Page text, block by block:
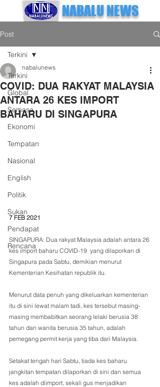
NABALU NEWS
Post
Terkini
Global
Semasa
Ekonomi
Tempatan
Nasional
English
Politik
Sukan
Pendapat
Rencana
Terkini
COVID: DUA RAKYAT MALAYSIA
ANTARA 26 KES IMPORT
BAHARU DI SINGAPURA
nabalunews
7 FEB 2021
SINGAPURA: Dua rakyat Malaysia adalah antara 26
kes import baharu COVID-19  yang dilaporkan di
Singapura pada Sabtu, demikian menurut
Kementerian Kesihatan republik itu.
Menurut data penuh yang dikeluarkan kementerian
itu di sini lewat malam tadi, kes tersebut masing-
masing membabitkan seorang lelaki berusia 38
tahun dan wanita berusia 35 tahun, adalah
pemegang permit kerja yang tiba dari Malaysia.
Setakat tengah hari Sabtu, tiada kes baharu
jangkitan tempatan dilaporkan di sini dan semua
kes adalah diimport, sekali gus menjadikan